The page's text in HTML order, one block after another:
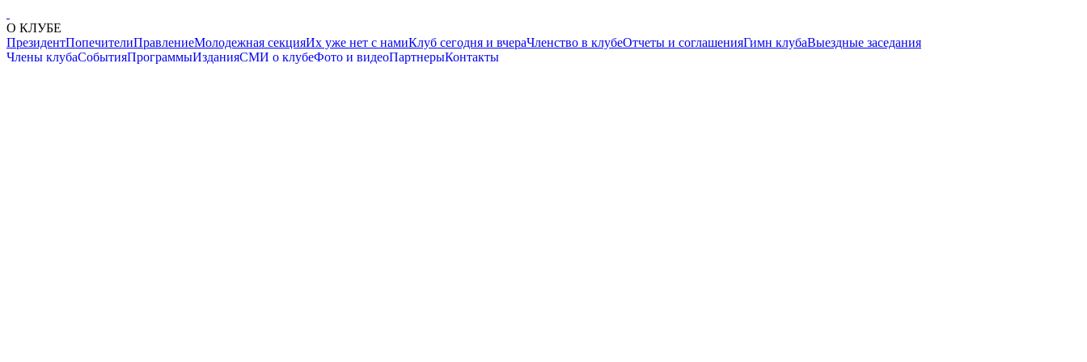
О КЛУБЕ
ПрезидентПопечителиПравлениеМолодежная секцияИх уже нет с намиКлуб сегодня и вчераЧленство в клубеОтчеты и соглашенияГимн клубаВыездные заседания
Члены клубаСобытияПрограммыИзданияСМИ о клубеФото и видеоПартнерыКонтакты